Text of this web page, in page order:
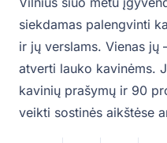
siekdamas palengvinti
ir jų verslams. Vienas
atverti lauko kavinėms.
kavinių prašymų ir 90
veikti sostinės aikštėse